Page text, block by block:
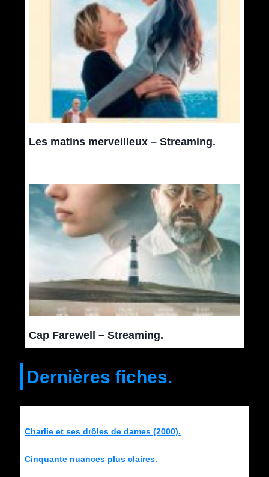
Les matins merveilleux – Streaming.
Cap Farewell – Streaming.
Dernières fiches.
Charlie et ses drôles de dames (2000).
Cinquante nuances plus claires.